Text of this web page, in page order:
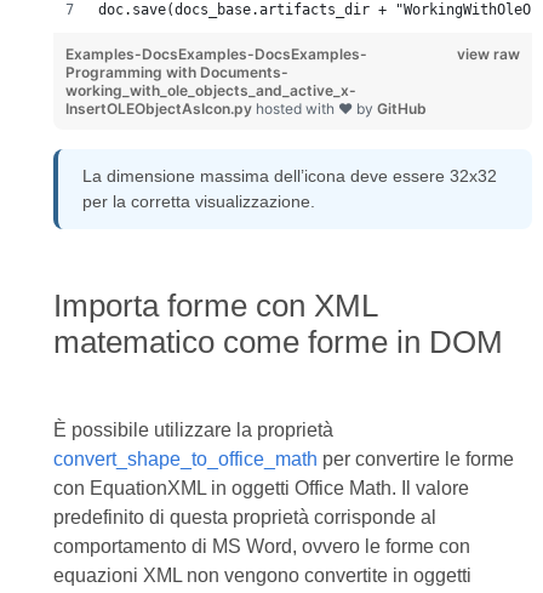
doc.save(docs_base.artifacts_dir +
view raw
Examples-DocsExamples-DocsExamples-
Programming with Documents-
working_with_ole_objects_and_active_x-
InsertOLEObjectAsIcon.py hosted with ❤ by GitHub
La dimensione massima dell’icona deve essere 32x32
per la corretta visualizzazione.
Importa forme con XML
matematico come forme in DOM
È possibile utilizzare la proprietà
convert_shape_to_office_math per convertire le forme
con EquationXML in oggetti Office Math. Il valore
predefinito di questa proprietà corrisponde al
comportamento di MS Word, ovvero le forme con
equazioni XML non vengono convertite in oggetti